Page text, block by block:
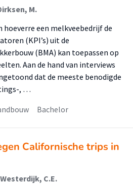
M.
een melkveebedrijf de
(KPI’s) uit de
(BMA) kan toepassen op
Aan de hand van interviews
dat de meeste benodigde
, …
Bachelor
Californische trips in
C.E.